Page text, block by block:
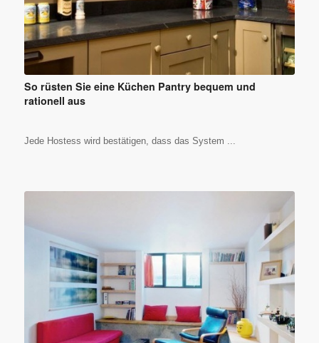
So rüsten Sie eine Küchen Pantry bequem und
rationell aus
Jede Hostess wird bestätigen, dass das System ...